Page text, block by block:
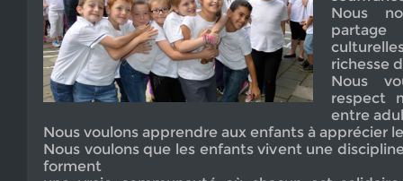
Nous
richesse
Nous
respect
entre
Nous voulons apprendre aux enfants à apprécier
Nous voulons que les enfants vivent une
forment